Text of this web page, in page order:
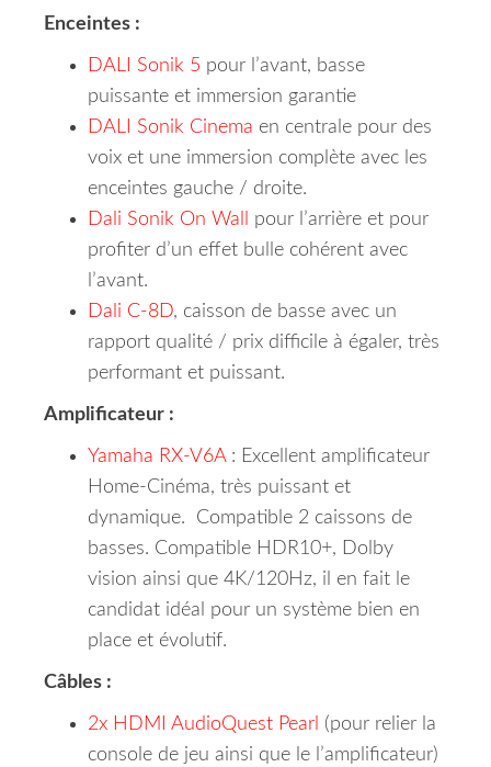
Enceintes :
DALI Sonik 5 pour l’avant, basse
puissante et immersion garantie
DALI Sonik Cinema en centrale pour des
voix et une immersion complète avec les
enceintes gauche / droite.
Dali Sonik On Wall
pour l’arrière et pour
profiter d’un effet bulle cohérent avec
l’avant.
Dali C-8D, caisson de basse avec un
rapport qualité / prix difficile à égaler, très
performant et puissant.
Amplificateur :
Yamaha RX-V6A: Excellent amplificateur
Home-Cinéma, très puissant et
dynamique. Compatible 2 caissons de
basses. Compatible HDR10+, Dolby
vision ainsi que 4K/120Hz, il en fait le
candidat idéal pour un système bien en
place et évolutif.
Câbles :
2x HDMI AudioQuest Pearl (pour relier la
console de jeu ainsi que le l’amplificateur)